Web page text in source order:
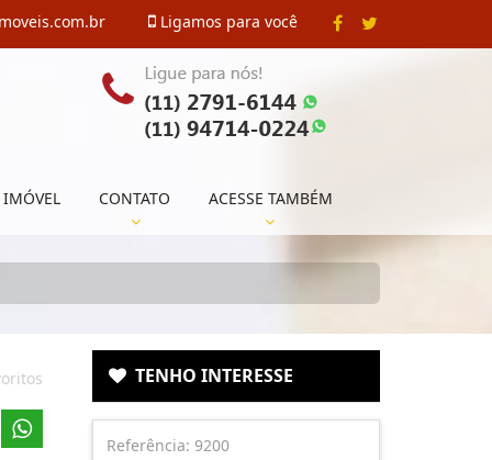
Ligamos para você
IMÓVEL CONTATO ACESSE TAMBÉM
TENHO INTERESSE